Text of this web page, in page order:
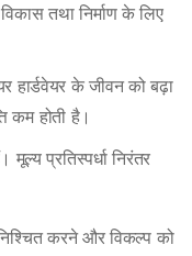
तथा निर्माण के लिए
हार्डवेयर के जीवन को बढ़ा
कम होती है।
प्रतिस्पर्धा निरंतर
करने और विकल्प को